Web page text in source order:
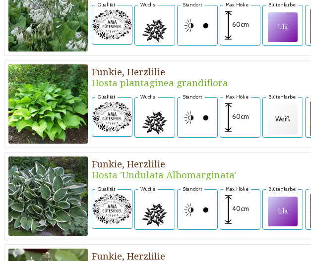
Qualität Wuchs Standort Max. Höhe
60cm
Blütenfarbe
Lila
Funkie, Herzlilie
Hosta plantaginea grandiflora
Qualität Wuchs Standort Max. Höhe
60cm
Blütenfarbe
Weiß
Funkie, Herzlilie
Hosta 'Undulata Albomarginata'
Qualität Wuchs Standort Max. Höhe
40cm
Blütenfarbe
Lila
Funkie, Herzlilie